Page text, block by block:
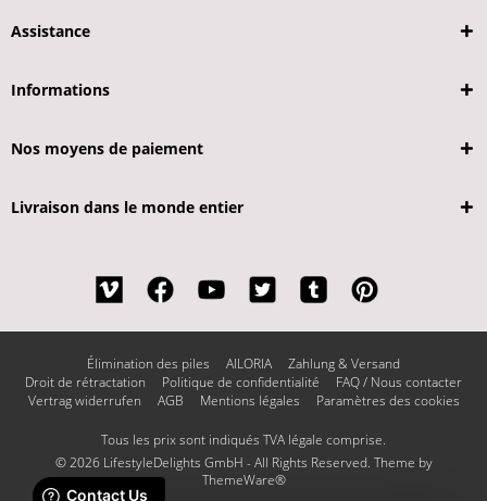
Assistance
Informations
Nos moyens de paiement
Livraison dans le monde entier
Élimination des piles AILORIA
Zahlung & Versand
Droit de rétractation
Politique de confidentialité
FAQ / Nous contacter
Vertrag widerrufen
AGB Mentions légales Paramètres des cookies
Tous les prix sont indiqués TVA légale comprise.
© 2026 LifestyleDelights GmbH - All Rights Reserved. Theme by
ThemeWare®